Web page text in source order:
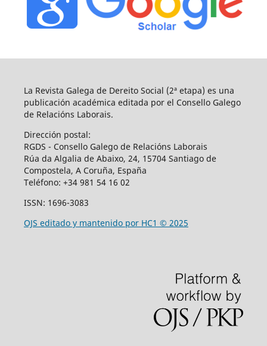
La Revista Galega de Dereito Social (2ª etapa) es una
publicación académica editada por el Consello Galego
de Relacións Laborais.
Dirección postal:
RGDS - Consello Galego de Relacións Laborais
Rúa da Algalia de Abaixo, 24, 15704 Santiago de
Compostela, A Coruña, España
Teléfono: +34 981 54 16 02
ISSN: 1696-3083
OJS editado y mantenido por HC1 © 2025